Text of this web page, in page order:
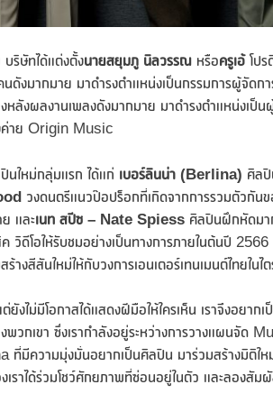
บริษัทได้แต่งตั้งนายสยุมภู นิลวรรณ หรือครูเอ้โปร
งมากมาย มาดำรงตำแหน่งเป็นกรรมการผู้จัดก
หลังผลงานเพลงดังมากมาย มาดำรงตำแหน่งเป็
งค่าย Origin Music
นใหม่กลุ่มแรก ได้แก่ เบอร์ลินน่า (Berlina) ศิลปิ
วงดนตรีแนวป๊อปร็อกที่เกิดจากการรวมตัวกัน
และเนท สปีซ – Nate Spiess ศิลปินฝึกหัดมา
ดีโอให้รับชมอย่างเป็นทางการภายในต้นปี 2566
สันใหม่ให้กับวงการเอนเตอร์เทนเมนต์ไทยในไ
งไม่มีโอกาสได้แสดงฝีมือให้ใครเห็น เราจึงอยาก
พวกเขา ซึ่งเรากำลังอยู่ระหว่างการวางแผนจัด
ความมุ่งมั่นอยากเป็นศิลปิน มาร่วมสร้างมิติให
าได้ร่วมโชว์ศักยภาพที่ซ่อนอยู่ในตัว และลองสัม